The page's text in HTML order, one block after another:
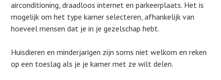
airconditioning, draadloos internet en parkeerplaats. Het is
mogelijk om het type kamer selecteren, afhankelijk van
hoeveel mensen dat je in je gezelschap hebt.
Huisdieren en minderjarigen zijn soms niet welkom en reken
op een toeslag als je je kamer met ze wilt delen.